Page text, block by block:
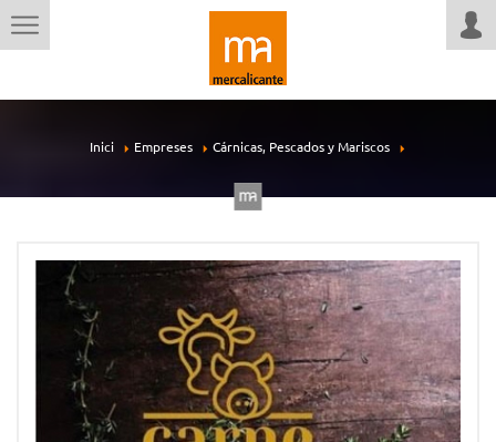
Inici Empreses Cárnicas, Pescados y Mariscos